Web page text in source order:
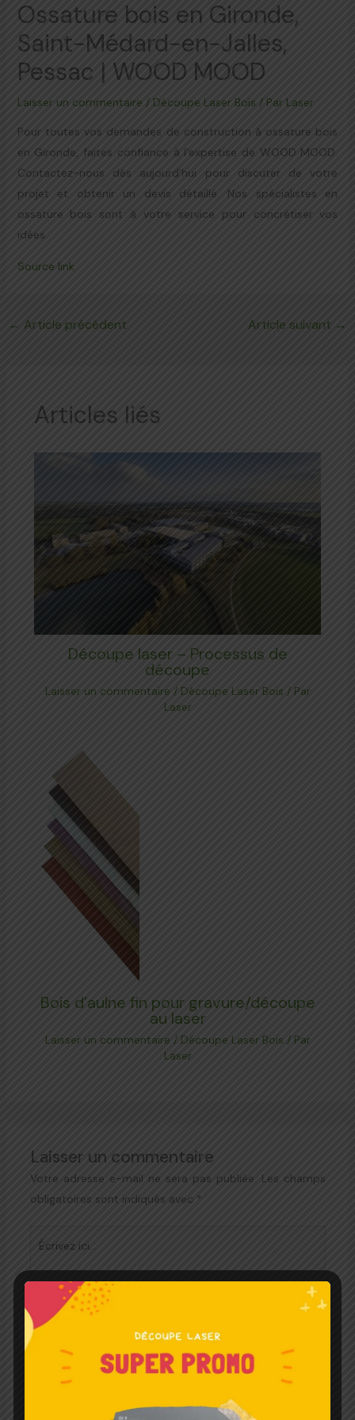
Ossature bois en Gironde,
Saint-Médard-en-Jalles,
Pessac | WOOD MOOD
Laisser un commentaire / Découpe Laser Bois / Par Laser
Pour toutes vos demandes de construction à ossature bois
en Gironde, faites confiance à l’expertise de WOOD MOOD.
Contactez-nous dès aujourd’hui pour discuter de votre
projet et obtenir un devis détaillé. Nos spécialistes en
ossature bois sont à votre service pour concrétiser vos
idées.
Source link
← Article précédent Article suivant →
Articles liés
Découpe laser – Processus de
découpe
Laisser un commentaire / Découpe Laser Bois / Par
Laser
Bois d’aulne fin pour gravure/découpe
au laser
Laisser un commentaire / Découpe Laser Bois / Par
Laser
Laisser un commentaire
Votre adresse e-mail ne sera pas publiée. Les champs
obligatoires sont indiqués avec *